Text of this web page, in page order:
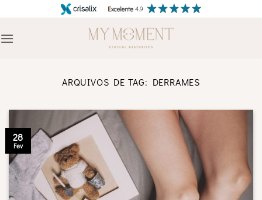
content
ARQUIVOS DE TAG: DERRAMES
28
Fev